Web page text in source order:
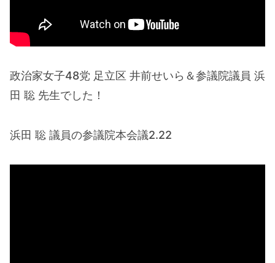
政治家女子48党 足立区 井前せいら＆参議院議員 浜
田 聡 先生でした！
浜田 聡 議員の参議院本会議2.22